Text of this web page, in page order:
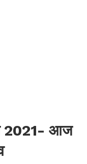
2021- आज